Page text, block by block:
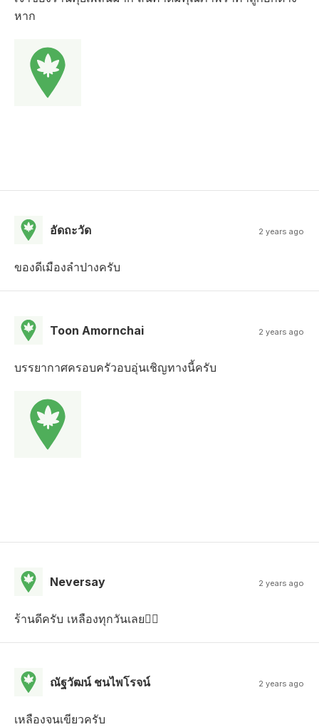
หาก
อัดถะวัด 2 years ago
ของดีเมืองลำปางครับ
Toon Amornchai 2 years ago
บรรยากาศครอบครัวอบอุ่นเชิญทางนี้ครับ
Neversay 2 years ago
ร้านดีครับ เหลืองทุกวันเลย😵‍💫
ณัฐวัฒน์ ชนไพโรจน์ 2 years ago
เหลืองจนเขียวครับ